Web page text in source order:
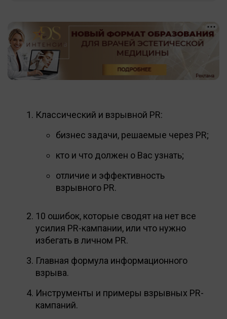
Классический и взрывной PR:
бизнес задачи, решаемые через PR;
кто и что должен о Вас узнать;
отличие и эффективность
взрывного PR.
10 ошибок, которые сводят на нет все
усилия PR-кампании, или что нужно
избегать в личном PR.
Главная формула информационного
взрыва.
Инструменты и примеры взрывных PR-
кампаний.